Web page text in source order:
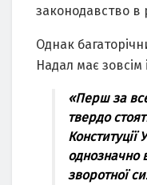
законодавство в
Однак
Надал має зовсім
«Перш за
твердо
Конституції
однозначно
зворотної